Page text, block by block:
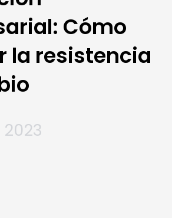
Cómo
la resistencia